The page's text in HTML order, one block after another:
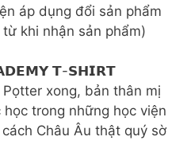
áp dụng đổi sản phẩm
khi nhận sản phẩm)
𝗧-𝗦𝗛𝗜𝗥𝗧
xong, bản thân mị
trong những học viện
Châu Âu thật quý sờ